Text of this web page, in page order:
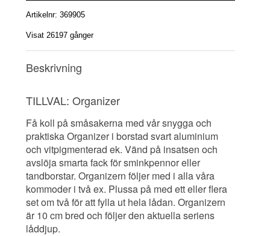
Artikelnr: 369905
Visat 26197 gånger
Beskrivning
TILLVAL: Organizer
Få koll på småsakerna med vår snygga och
praktiska Organizer i borstad svart aluminium
och vitpigmenterad ek. Vänd på insatsen och
avslöja smarta fack för sminkpennor eller
tandborstar. Organizern följer med i alla våra
kommoder i två ex. Plussa på med ett eller flera
set om två för att fylla ut hela lådan. Organizern
är 10 cm bred och följer den aktuella seriens
låddjup.